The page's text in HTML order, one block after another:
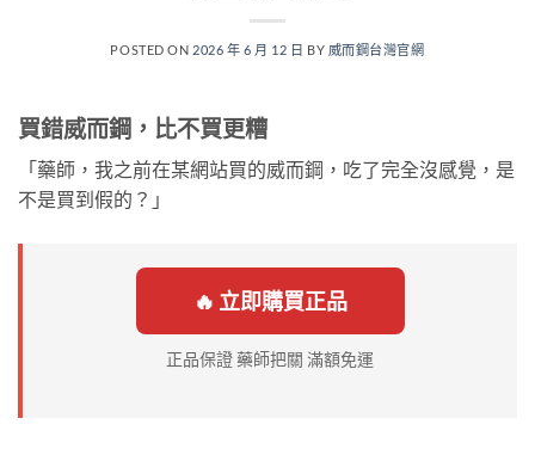
POSTED ON 2026 年 6 月 12 日 BY 威而鋼台灣官網
買錯威而鋼，比不買更糟
「藥師，我之前在某網站買的威而鋼，吃了完全沒感覺，是
不是買到假的？」
🔥 立即購買正品
正品保證 藥師把關 滿額免運